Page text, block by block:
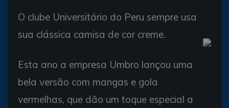
O clube Universitário do Peru sempre usa
sua clássica camisa de cor creme.
Esta ano a empresa Umbro lançou uma
bela versão com mangas e gola
vermelhas, que dão um toque especial a